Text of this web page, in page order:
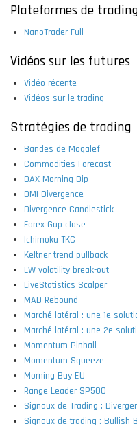
Plateformes de
NanoTrader Full
Vidéos sur les futures
Vidéo récente
Vidéos sur le trading
Stratégies de trading
Bandes de Mogalef
Commodities Forecast
DAX Morning Dip
DMI Divergence
Divergence Candlestick
Forex Gap close
Ichimoku TKC
Keltner trend pullback
LW volatility break-out
LiveStatistics Scalper
MAD Rebound
Marché latéral : une 1e
Marché latéral : une 2e
Momentum Pinball
Momentum Squeeze
Morning Buy EU
Range Leader SP500
Signaux de Trading :
Signaux de trading : Bullish